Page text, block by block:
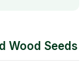
Wood Seeds